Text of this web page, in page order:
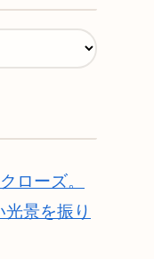
ローズ。
景を振り